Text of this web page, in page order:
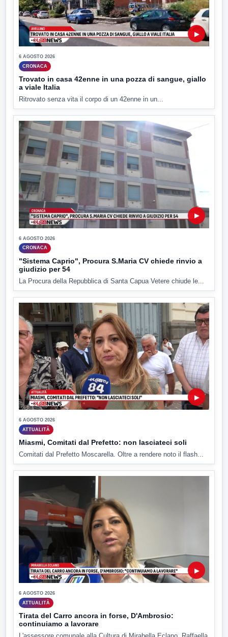
▶
6 AGOSTO 2026
CRONACA
Trovato in casa 42enne in una pozza di sangue, giallo
a viale Italia
Ritrovato senza vita il corpo di un 42enne in un...
▶
6 AGOSTO 2026
CRONACA
"Sistema Caprio", Procura S.Maria CV chiede rinvio a
giudizio per 54
La Procura della Repubblica di Santa Capua Vetere chiude le...
▶
6 AGOSTO 2026
ATTUALITÀ
Miasmi, Comitati dal Prefetto: non lasciateci soli
Comitati dal Prefetto Moscarella. Oltre a rendere noto il flash...
▶
6 AGOSTO 2026
ATTUALITÀ
Tirata del Carro ancora in forse, D'Ambrosio:
continuiamo a lavorare